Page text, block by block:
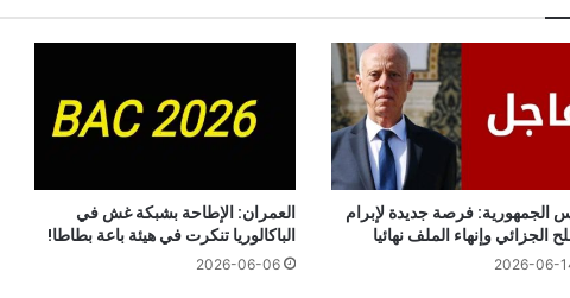
الجمهورية: فرصة جديدة لإبرام
الجزائي وإنهاء الملف نهائيا
2026-06-
العمران: الإطاحة بشبكة غش في
الباكالوريا تنكرت في هيئة باعة بطاطا!
2026-06-06